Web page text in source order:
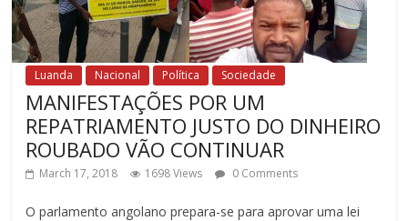
Luanda Nacional Política Sociedade
MANIFESTAÇÕES POR UM
REPATRIAMENTO JUSTO DO DINHEIRO
ROUBADO VÃO CONTINUAR
March 17, 2018 1698 Views 0 Comments
O parlamento angolano prepara-se para aprovar uma lei